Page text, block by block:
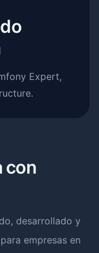
Expert,
con
desarrollado y
empresas en